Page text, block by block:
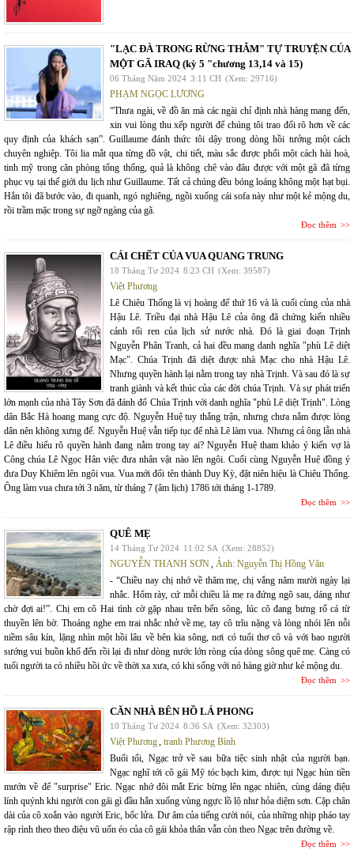
"LẠC ĐÀ TRONG RỪNG THẲM" TỰ TRUYỆN CỦA
MỘT GÃ IRAQ (kỳ 5 "chương 13,14 và 15)
06 Tháng Năm 2024 3:11 CH (Xem: 29716)
PHẠM NGỌC LƯƠNG
“Thưa ngài, về đồ ăn mà các ngài chỉ định nhà hàng mang đến,
xin vui lòng thu xếp người để chúng tôi trao đổi rõ hơn về các
quy định của khách sạn”. Guillaume đánh thức tôi dậy trong dòng hồi tưởng một cách
chuyên nghiệp. Tôi lia mắt qua từng đồ vật, chi tiết, màu sắc được phối một cách hài hoà,
tinh mỹ trong căn phòng tổng thống, quả là không chê vào đâu được với một gã đã từng
phục vụ tại thế giới du lịch như Guillaume. Tất cả chúng đều bóng loáng không một hạt bụi.
Hẳn tôi đã bước vào, đi quanh, ngó nghiêng, ngồi xuống cái sofa này như một kẻ mộng du,
rồi trầm mặc trong sự ngỡ ngàng của gã.
Đọc thêm
CÁI CHẾT CỦA VUA QUANG TRUNG
18 Tháng Tư 2024 8:23 CH (Xem: 39587)
Việt Phương
Lê Chiêu Thống là vị hoàng đế thứ 16 và là cuối cùng của nhà
Hậu Lê. Triều đại nhà Hậu Lê của ông đã chứng kiến nhiều
cảnh rối ren của lịch sử nước nhà. Đó là giai đoạn Trịnh
Nguyễn Phân Tranh, cả hai đều mang danh nghĩa "phù Lê diệt
Mạc". Chúa Trịnh đã diệt được nhà Mạc cho nhà Hậu Lê.
Nhưng quyền hành lại nằm trong tay nhà Trịnh. Và sau đó là sự
tranh giành và kết thúc của các đời chúa Trịnh. Và sự phát triển
lớn mạnh của nhà Tây Sơn đã đánh đổ Chúa Trịnh với danh nghĩa "phù Lê diệt Trịnh". Lòng
dân Bắc Hà hoang mang cực độ. Nguyễn Huệ tuy thắng trận, nhưng chưa nắm được lòng
dân nên không xưng đế. Nguyễn Huệ vẫn tiếp tục để nhà Lê làm vua. Nhưng cả ông lẫn nhà
Lê điều hiểu rõ quyền hành đang nằm trong tay ai? Nguyễn Huệ tham khảo ý kiến vợ là
Công chúa Lê Ngọc Hân việc đưa nhân vật nào lên ngôi. Cuối cùng Nguyễn Huệ đồng ý
đưa Duy Khiêm lên ngôi vua. Vua mới đổi tên thành Duy Kỳ, đặt niên hiệu là Chiêu Thống.
Ông làm vua chưa tới 3 năm, từ tháng 7 (âm lịch) 1786 tới tháng 1-1789.
Đọc thêm
QUÊ MẸ
14 Tháng Tư 2024 11:02 SA (Xem: 28852)
NGUYỄN THANH SƠN, Ảnh: Nguyễn Thị Hồng Vân
- “Chiều nay chị nhớ về thăm mẹ, chị vắng năm mười ngày lại
nhắc. Hổm rày, cứ mỗi chiều là mẹ ra đứng ngõ sau, dáng như
chờ đợi ai!”. Chị em cô Hai tình cờ gặp nhau trên bến sông, lúc cô đang bưng rổ cá từ
thuyền lên bờ. Thoáng nghe em trai nhắc nhở về mẹ, tay cô trĩu nặng và lòng nhói lên nỗi
niềm sâu kín, lặng nhìn một hồi lâu về bên kia sông, nơi có tuổi thơ cô và với bao người
sướng vui buồn khổ đến rồi lại đi như dòng nước lớn ròng của dòng sông quê mẹ. Càng có
tuổi người ta có nhiều hồi ức về thời xa xưa, có khi sống với nó hàng giờ như kẻ mộng du.
Đọc thêm
CĂN NHÀ BÊN HỒ LÁ PHONG
10 Tháng Tư 2024 8:36 SA (Xem: 32303)
Việt Phương, tranh Phương Bình
Buổi tối, Ngạc trở về sau bữa tiệc sinh nhật của người bạn.
Ngạc nghĩ tới cô gái Mỹ tóc bạch kim, được tụi Ngạc hùn tiền
mướn về để "surprise" Eric. Ngạc nhớ đôi mắt Eric bừng lên ngạc nhiên, cùng dáng điệu
lính quýnh khi người con gái gì đầu hắn xuống vùng ngực lồ lộ như hỏa diệm sơn. Cặp chân
dài của cô xoắn vào người Eric, bốc lửa. Dư âm của tiếng cười nói, của những nhịp pháo tay
rập rình theo theo điệu vũ uốn éo của cô gái khỏa thân vẫn còn theo Ngạc trên đường về.
Đọc thêm